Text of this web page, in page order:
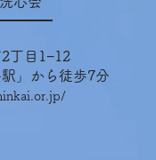
丁目1−12
」から徒歩7分